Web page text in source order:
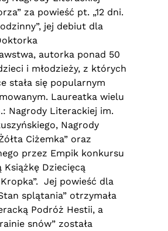
za powieść pt. „12 dni.
jej debiut dla
autorka ponad 50
i młodzieży, z których
stała się popularnym
Laureatka wielu
Nagrody Literackiej im.
Nagrody
Ciżemka” oraz
przez Empik konkursu
Książkę Dziecięcą
Jej powieść dla
splątania” otrzymała
Podróż Hestii, a
snów” została